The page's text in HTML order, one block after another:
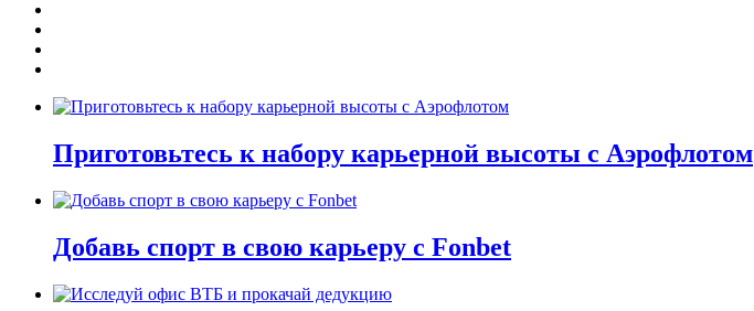
Приготовьтесь к набору карьерной высоты с Аэрофлотом
Добавь спорт в свою карьеру с Fonbet